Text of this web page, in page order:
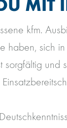
kfm.
haben, sich
sorgfältig und